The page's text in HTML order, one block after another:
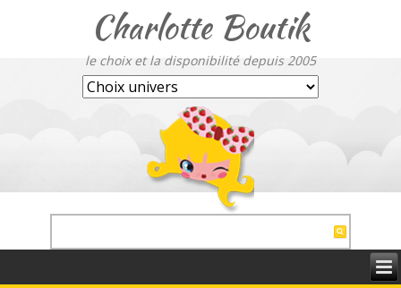
Charlotte Boutik
le choix et la disponibilité depuis 2005